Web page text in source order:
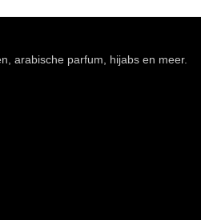
arabische parfum, hijabs en meer.